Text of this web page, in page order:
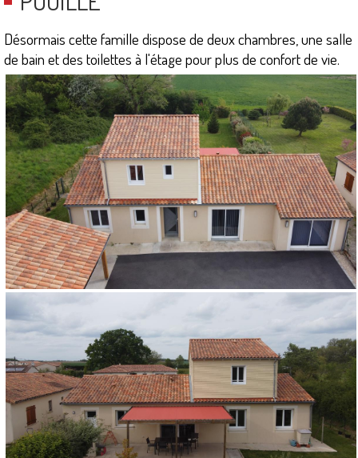
Désormais cette famille dispose de deux chambres, une salle
de bain et des toilettes à l'étage pour plus de confort de vie.